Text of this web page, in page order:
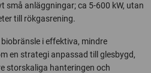
små anläggningar; ca 5-600 kW, utan
till rökgasrening.
i effektiva, mindre
en strategi anpassad till glesbygd,
storskaliga hanteringen och